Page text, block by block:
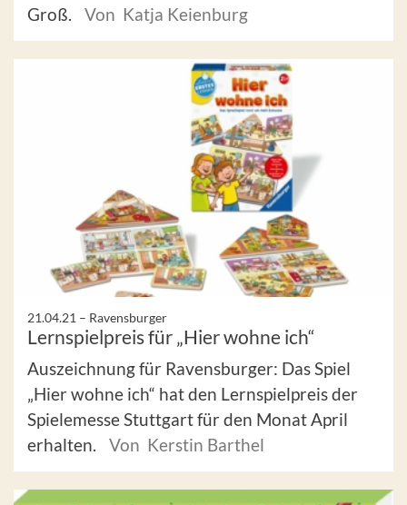
Groß.
Von Katja Keienburg
21.04.21 – Ravensburger
Lernspielpreis für „Hier wohne ich“
Auszeichnung für Ravensburger: Das Spiel
„Hier wohne ich“ hat den Lernspielpreis der
Spielemesse Stuttgart für den Monat April
erhalten.
Von Kerstin Barthel